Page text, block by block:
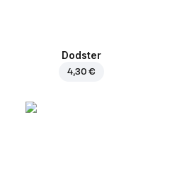
Dodster
4,30 €